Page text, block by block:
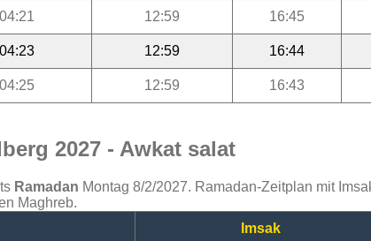
04:21 12:59 16:45
04:23 12:59 16:44
04:25 12:59 16:43
2027 - Awkat salat
Ramadan Montag 8/2/2027. Ramadan-Zeitplan mit
Maghreb.
Imsak